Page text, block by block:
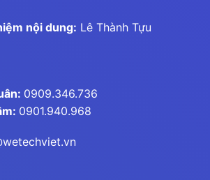
nội dung: Lê Thành Tựu
0909.346.736
0901.940.968